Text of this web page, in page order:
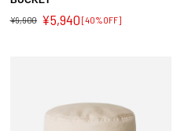
¥9,900 ¥5,940 [40%OFF]